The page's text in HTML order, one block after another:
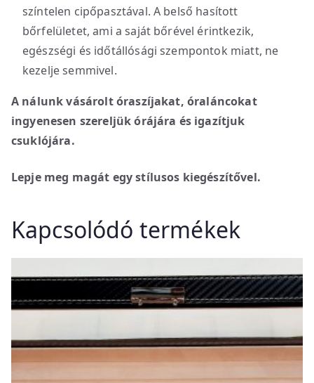
színtelen cipőpasztával. A belső hasított
bőrfelületet, ami a saját bőrével érintkezik,
egészségi és időtállósági szempontok miatt, ne
kezelje semmivel.
A nálunk vásárolt óraszíjakat, óraláncokat
ingyenesen szereljük órájára és igazítjuk
csuklójára.
Lepje meg magát egy stílusos kiegészítővel.
Kapcsolódó termékek